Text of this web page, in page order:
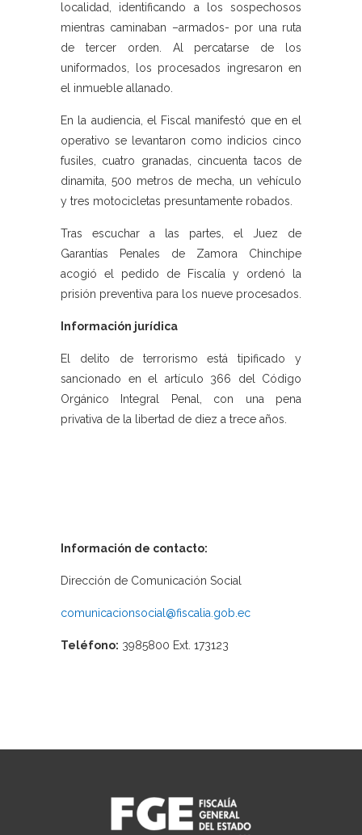
localidad, identificando a los sospechosos
mientras caminaban –armados- por una ruta
de tercer orden. Al percatarse de los
uniformados, los procesados ingresaron en
el inmueble allanado.
En la audiencia, el Fiscal manifestó que en el
operativo se levantaron como indicios cinco
fusiles, cuatro granadas, cincuenta tacos de
dinamita, 500 metros de mecha, un vehículo
y tres motocicletas presuntamente robados.
Tras escuchar a las partes, el Juez de
Garantías Penales de Zamora Chinchipe
acogió el pedido de Fiscalía y ordenó la
prisión preventiva para los nueve procesados.
Información jurídica
El delito de terrorismo está tipificado y
sancionado en el artículo 366 del Código
Orgánico Integral Penal, con una pena
privativa de la libertad de diez a trece años.
Información de contacto:
Dirección de Comunicación Social
comunicacionsocial@fiscalia.gob.ec
Teléfono: 3985800 Ext. 173123